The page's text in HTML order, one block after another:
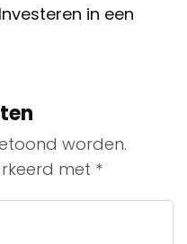
in een
worden.
met *